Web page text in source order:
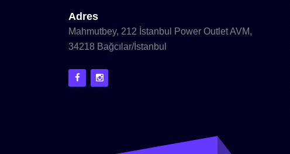
Adres
Mahmutbey, 212 İstanbul Power Outlet AVM,
34218 Bağcılar/İstanbul